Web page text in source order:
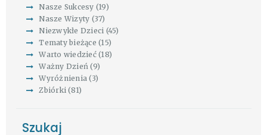
Nasze Sukcesy (19)
Nasze Wizyty (37)
Niezwykłe Dzieci (45)
Tematy bieżące (15)
Warto wiedzieć(18)
Ważny Dzień (9)
Wyróżnienia (3)
Zbiórki (81)
Szukaj